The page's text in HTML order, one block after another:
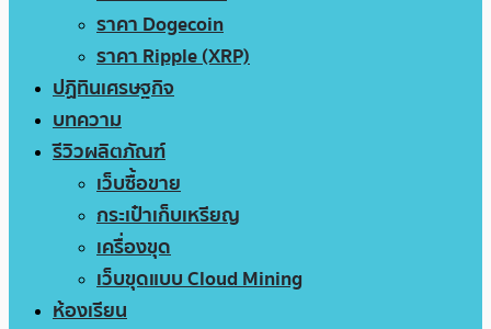
ราคา Dogecoin
ราคา Ripple (XRP)
ปฏิทินเศรษฐกิจ
บทความ
รีวิวผลิตภัณฑ์
เว็บซื้อขาย
กระเป๋าเก็บเหรียญ
เครื่องขุด
เว็บขุดแบบ Cloud Mining
ห้องเรียน